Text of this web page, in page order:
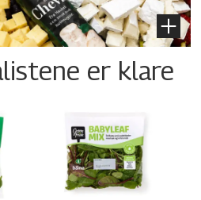
er klare